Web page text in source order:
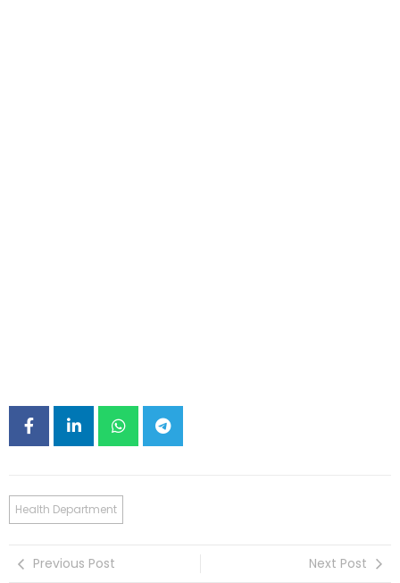
Health Department
Previous Post Next Post